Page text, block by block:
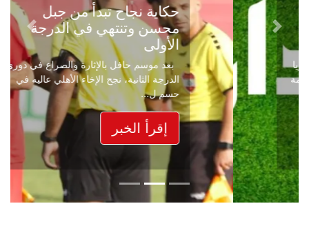
حكاية نجاح تبدأ من جبل
محسن وتنتهي في الدرجة
الأولى
بعد موسم حافل بالإثارة والصراع في دوري
الدرجة الثانية، نجح الإخاء الأهلي عاليه في
حسم ل...
إقرأ الخبر
Previous
Next